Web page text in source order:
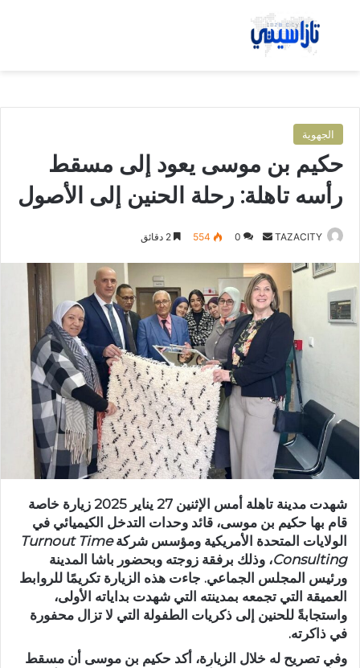
بحث عن
الجهوية
حكيم بن موسى يعود إلى مسقط
رأسه تاهلة: رحلة الحنين إلى الأصول
TAZACITY
س
ل
ب
ر
و
ن
ي
ا
0
554
شهدت مدينة تاهلة أمس الإثنين 27 يناير 2025 زيارة خاصة
قام بها حكيم بن موسى، قائد وحدات التدخل الكيميائي في
الولايات المتحدة الأمريكية ومؤسس شركةTurnout Time
Consulting، وذلك برفقة زوجته وبحضور باشا المدينة
ورئيس المجلس الجماعي. جاءت هذه الزيارة تكريمًا للروابط
العميقة التي تجمعه بمدينته التي شهدت بداياته الأولى،
واستجابةً للحنين إلى ذكريات الطفولة التي لا تزال محفورة
في ذاكرته.
وفي تصريح له خلال الزيارة، أكد حكيم بن موسى أن مسقط